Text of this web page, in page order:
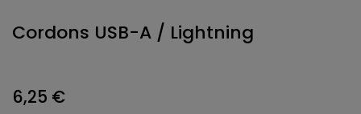
Cordons USB-A / Lightning
6,25 €